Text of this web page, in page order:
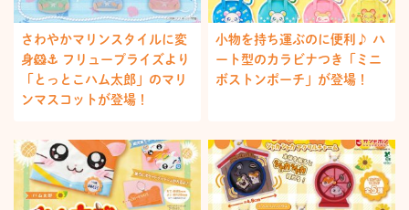
さわやかマリンスタイルに変
身🐹⚓️ フリュープライズより
「とっとこハム太郎」のマリ
ンマスコットが登場！
小物を持ち運ぶのに便利♪ ハ
ート型のカラビナつき「ミニ
ボストンポーチ」が登場！